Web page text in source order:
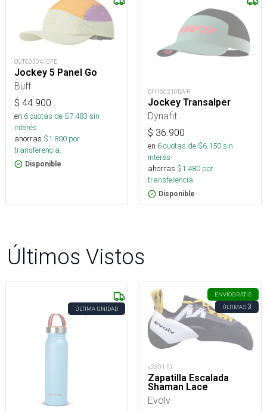
OUTC030410FE
Jockey 5 Panel Go
Buff
$ 44.900
en 6cuotas de $7.483 sin
interés
ahorras $1.800 por
transferencia.
Disponible
BH160210BA-R
Jockey Transalper
Dynafit
$ 36.900
en 6cuotas de $6.150sin
interés
ahorras $1.480 por
transferencia.
Disponible
Últimos Vistos
ÚLTIMA UNIDAD
ENVÍOGRATIS
ÚLTIMAS3
v230110
Zapatilla Escalada
Shaman Lace
Evolv